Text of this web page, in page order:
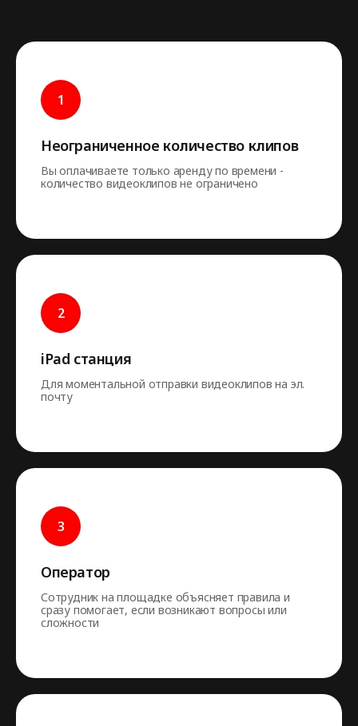
Неограниченное количество клипов
Вы оплачиваете только аренду по времени -
количество видеоклипов не ограничено
iPad станция
Для моментальной отправки видеоклипов на эл.
почту
Оператор
Сотрудник на площадке объясняет правила и
сразу помогает, если возникают вопросы или
сложности